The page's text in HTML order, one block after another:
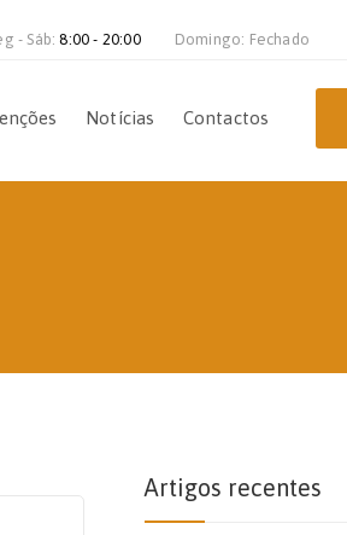
- Sáb:8:00 - 20:00 Domingo: Fechado
Notícias Contactos
Artigos recentes